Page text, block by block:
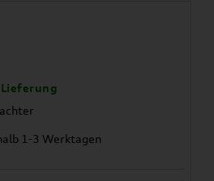
1-3 Werktagen